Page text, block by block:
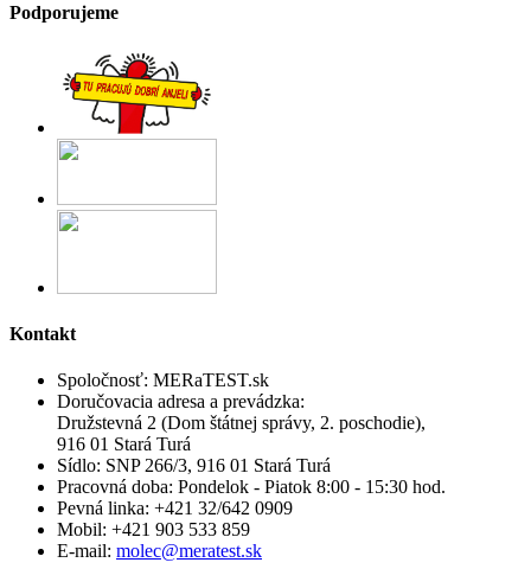
Podporujeme
Kontakt
Spoločnosť: MERaTEST.sk
Doručovacia adresa a prevádzka:
Družstevná 2 (Dom štátnej správy, 2. poschodie),
916 01 Stará Turá
Sídlo: SNP 266/3, 916 01 Stará Turá
Pracovná doba: Pondelok - Piatok 8:00 - 15:30 hod.
Pevná linka: +421 32/642 0909
Mobil: +421 903 533 859
E-mail: molec@meratest.sk